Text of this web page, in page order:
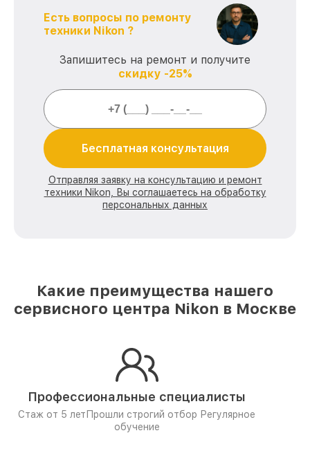
Есть вопросы по ремонту
техники Nikon ?
Запишитесь на ремонт и получите
скидку -25%
Бесплатная консультация
Отправляя заявку на консультацию и ремонт
техники Nikon, Вы соглашаетесь на обработку
персональных данных
Какие преимущества нашего
сервисного центра Nikon в Москве
Профессиональные специалисты
Стаж от 5 лет Прошли строгий отбор Регулярное
обучение